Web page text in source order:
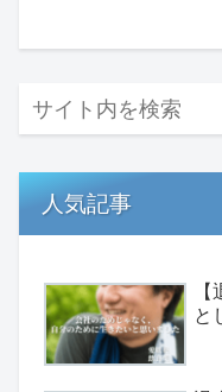
人気記事
と